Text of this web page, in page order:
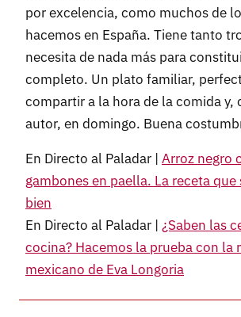
por excelencia, como muchos de
hacemos en España. Tiene tanto
necesita de nada más para
completo. Un plato familiar,
compartir a la hora de la comida y,
autor, en domingo. Buena
En Directo al Paladar | Arroz negro
gambones en paella. La receta que
bien
En Directo al Paladar | ¿Saben las
cocina? Hacemos la prueba con la
mexicano de Eva Longoria